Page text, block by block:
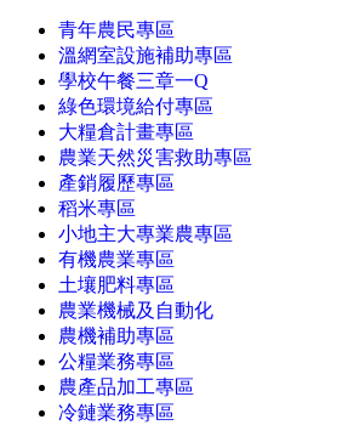
青年農民專區
溫網室設施補助專區
學校午餐三章一Q
綠色環境給付專區
大糧倉計畫專區
農業天然災害救助專區
產銷履歷專區
稻米專區
小地主大專業農專區
有機農業專區
土壤肥料專區
農業機械及自動化
農機補助專區
公糧業務專區
農產品加工專區
冷鏈業務專區